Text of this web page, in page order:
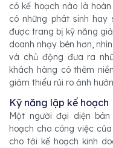
có kế hoạch nào là
có những phát sinh
được trang bị kỹ năng
doanh nhạy bén hơn,
và chủ động đưa ra
khách hàng có thêm
giảm thiểu rủi ro ảnh
Kỹ năng lập kế hoạch
Một người đại diện
hoạch cho công việc
cho tới kế hoạch kinh